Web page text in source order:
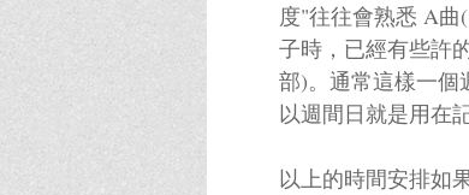
度"往往會熟悉 A
子時，已經有些許
部)。通常這樣一個
以週間日就是用在
以上的時間安排如